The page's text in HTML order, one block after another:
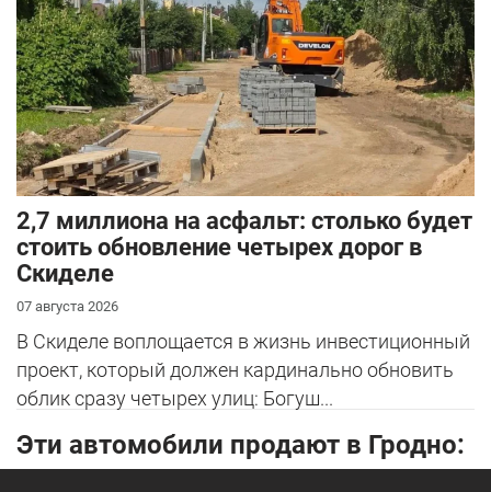
2,7 миллиона на асфальт: столько будет
стоить обновление четырех дорог в
Скиделе
07 августа 2026
В Скиделе воплощается в жизнь инвестиционный
проект, который должен кардинально обновить
облик сразу четырех улиц: Богуш...
Эти автомобили продают в Гродно: